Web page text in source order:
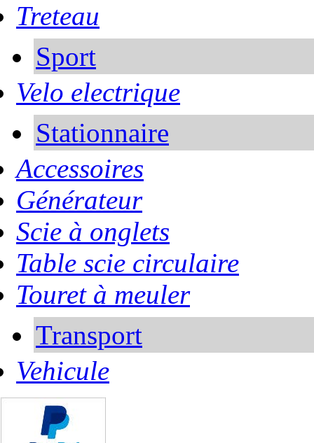
Treteau
Sport
Velo electrique
Stationnaire
Accessoires
Générateur
Scie à onglets
Table scie circulaire
Touret à meuler
Transport
Vehicule